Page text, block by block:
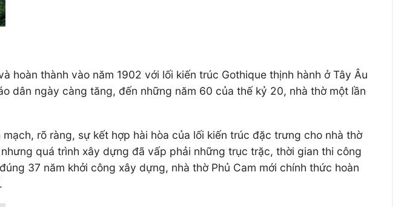
hoàn thành vào năm 1902 với lối kiến trúc Gothique thịnh hành ở Tây Âu
dân ngày càng tăng, đến những năm 60 của thế kỷ 20, nhà thờ một lần
rõ ràng, sự kết hợp hài hòa của lối kiến trúc đặc trưng cho nhà thờ
quá trình xây dựng đã vấp phải những trục trặc, thời gian thi công
37 năm khởi công xây dựng, nhà thờ Phủ Cam mới chính thức hoàn